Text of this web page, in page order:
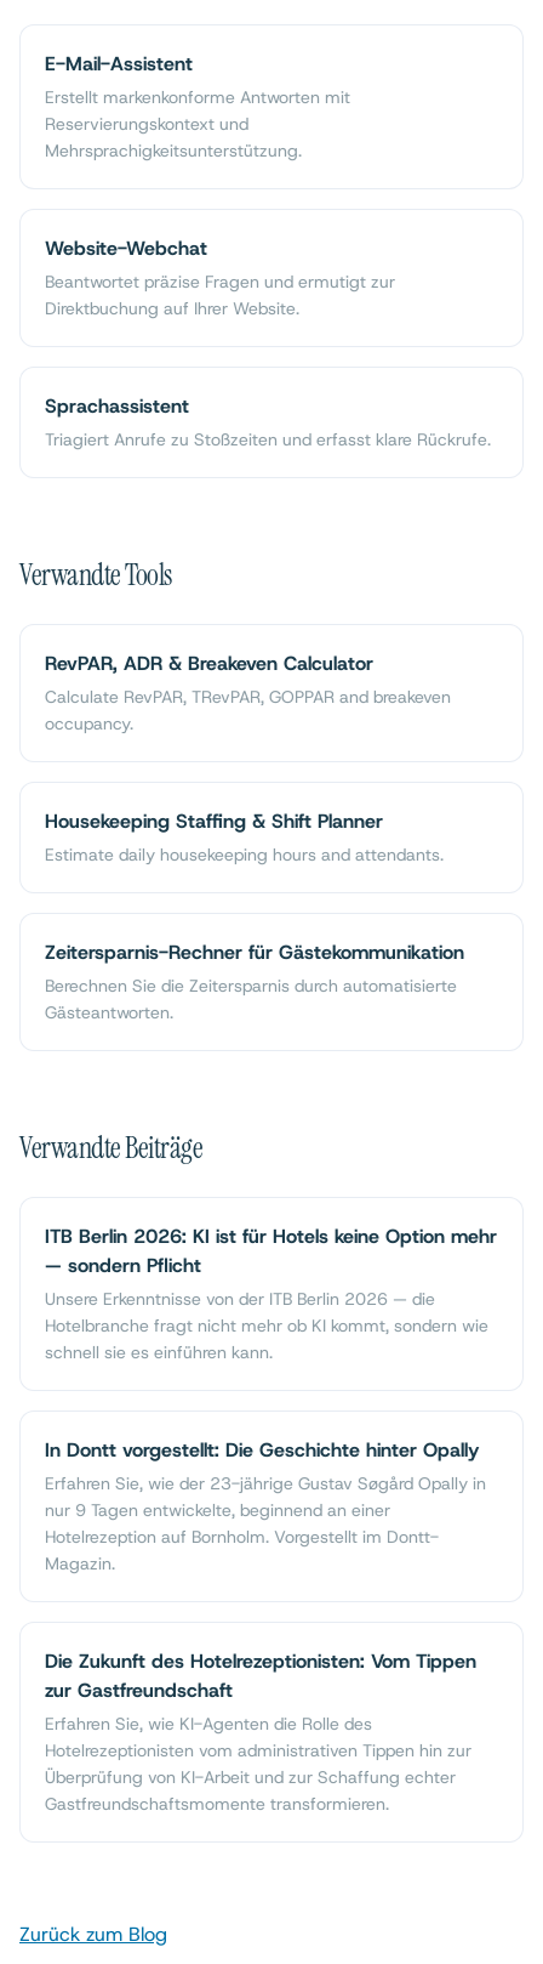
E-Mail-Assistent
Erstellt markenkonforme Antworten mit
Reservierungskontext und
Mehrsprachigkeitsunterstützung.
Website-Webchat
Beantwortet präzise Fragen und ermutigt zur
Direktbuchung auf Ihrer Website.
Sprachassistent
Triagiert Anrufe zu Stoßzeiten und erfasst klare Rückrufe.
Verwandte Tools
RevPAR, ADR & Breakeven Calculator
Calculate RevPAR, TRevPAR, GOPPAR and breakeven
occupancy.
Housekeeping Staffing & Shift Planner
Estimate daily housekeeping hours and attendants.
Zeitersparnis-Rechner für Gästekommunikation
Berechnen Sie die Zeitersparnis durch automatisierte
Gästeantworten.
Verwandte Beiträge
ITB Berlin 2026: KI ist für Hotels keine Option mehr
— sondern Pflicht
Unsere Erkenntnisse von der ITB Berlin 2026 — die
Hotelbranche fragt nicht mehr ob KI kommt, sondern wie
schnell sie es einführen kann.
In Dontt vorgestellt: Die Geschichte hinter Opally
Erfahren Sie, wie der 23-jährige Gustav Søgård Opally in
nur 9 Tagen entwickelte, beginnend an einer
Hotelrezeption auf Bornholm. Vorgestellt im Dontt-
Magazin.
Die Zukunft des Hotelrezeptionisten: Vom Tippen
zur Gastfreundschaft
Erfahren Sie, wie KI-Agenten die Rolle des
Hotelrezeptionisten vom administrativen Tippen hin zur
Überprüfung von KI-Arbeit und zur Schaffung echter
Gastfreundschaftsmomente transformieren.
Zurück zum Blog